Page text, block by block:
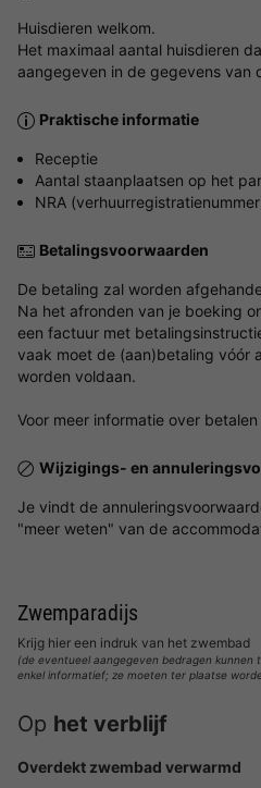
Huisdieren welkom.
Het maximaal aantal huisdieren
aangegeven in de gegevens van
Praktische informatie
Receptie
Aantal staanplaatsen op het
NRA
Betalingsvoorwaarden
De betaling zal worden
Na het afronden van je boeking
een factuur met
vaak moet de (aan)betaling vóór
worden voldaan.
Voor meer informatie over
Wijzigings- en
Je vindt de
"meer weten" van de
Zwemparadijs
Krijg hier een indruk van het zwembad
(de eventueel aangegeven bedragen kunnen
enkel informatief; ze moeten ter plaatse
Op het verblijf
Overdekt zwembad verwarmd